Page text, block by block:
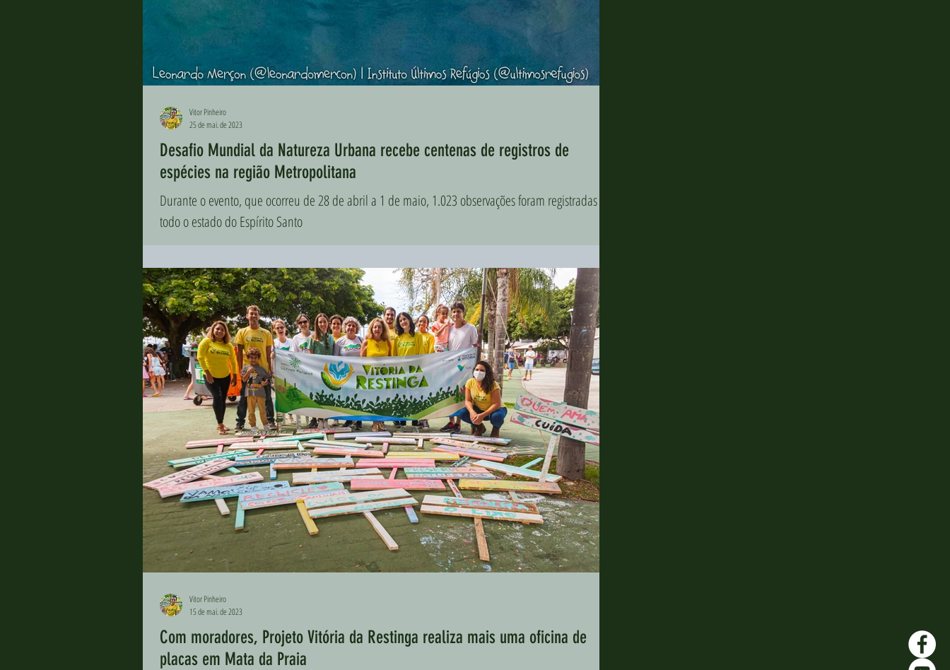
Desafio Mundial da Natureza Urbana recebe centenas de registros de
espécies na região Metropolitana
Durante o evento, que ocorreu de 28 de abril a 1 de maio, 1.023 observações foram registradas em
todo o estado do Espírito Santo
Vitor Pinheiro
25 de mai. de 2023
Com moradores, Projeto Vitória da Restinga realiza mais uma oficina de
placas em Mata da Praia
Vitor Pinheiro
15 de mai. de 2023